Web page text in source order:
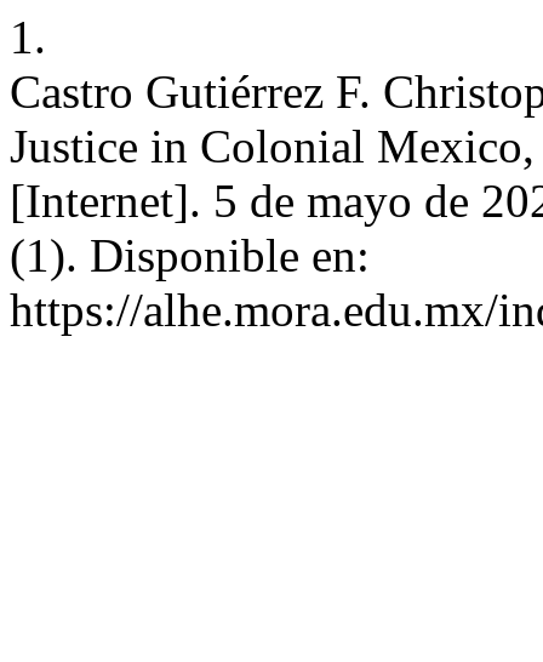
1.
Castro Gutiérrez F.
Justice in Colonial
[Internet]. 5 de mayo de
(1). Disponible en:
https://alhe.mora.edu.mx/